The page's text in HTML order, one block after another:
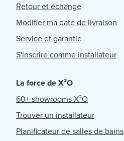
Retour et échange
Modifier ma date de livraison
Service et garantie
S'inscrire comme installateur
La force de X²O
60+ showrooms X²O
Trouver un installateur
Planificateur de salles de bains